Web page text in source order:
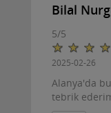
Bilal
5/5
2025-02-26
Alanya'da
tebrik